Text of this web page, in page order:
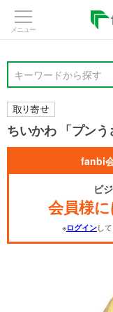
キーワードから探す
ちいかわ 「プン
fanbi
ビ
会員様
※ログインし